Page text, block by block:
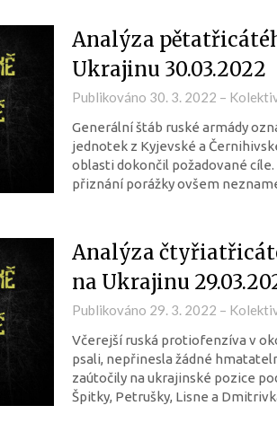
Analýza
Ukrajinu 30.03.2022
Publikováno 30. 3. 2022 –
Generální štáb ruské armády
jednotek z Kyjevské a
oblasti dokončil požadované
přiznání porážky ovšem
Analýza
na Ukrajinu
Publikováno 29. 3. 2022 –
Včerejší ruská protiofenzíva v
psali, nepřinesla žádné
zaútočily na ukrajinské pozice
Špitky, Petrušky, Lisne a